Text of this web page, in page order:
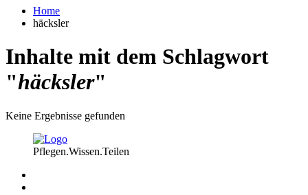
Home
häcksler
Inhalte mit dem Schlagwort
"häcksler"
Keine Ergebnisse gefunden
Pflegen.Wissen.Teilen